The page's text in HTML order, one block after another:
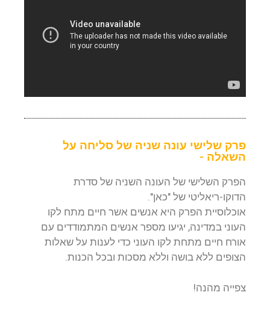
פרק שלישי עונה שניה של סליחה על
השאלה -
הפרק השלישי של העונה השניה של סדרת
הדוקו-ריאליטי של "כאן".
אוכלוסיית הפרק היא אנשים אשר חיים מתח לקו
העוני במדינה, יגיעו מספר אנשים המתמודדים עם
אורח חיים מתחת לקו העוני כדי לענות על שאלות
הצופים ללא בושה וללא מסכות ובכל הכנות.
צפייה מהנה!